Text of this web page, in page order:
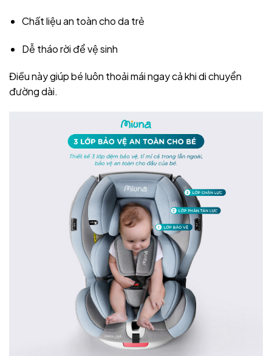
Chất liệu an toàn cho da trẻ
Dễ tháo rời để vệ sinh
Điều này giúp bé luôn thoải mái ngay cả khi di chuyển
đường dài.